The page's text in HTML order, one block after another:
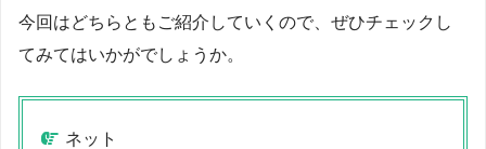
今回はどちらともご紹介していくので、ぜひチェックし
てみてはいかがでしょうか。
ネット